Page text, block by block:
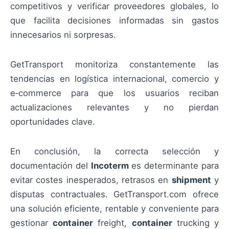
competitivos y verificar proveedores globales, lo
que facilita decisiones informadas sin gastos
innecesarios ni sorpresas.
GetTransport monitoriza constantemente las
tendencias en logística internacional, comercio y
e‑commerce para que los usuarios reciban
actualizaciones relevantes y no pierdan
oportunidades clave.
En conclusión, la correcta selección y
documentación del Incotermes determinante para
evitar costes inesperados, retrasos en shipment y
disputas contractuales. GetTransport.com ofrece
una solución eficiente, rentable y conveniente para
gestionarcontainer freight, containertrucking y